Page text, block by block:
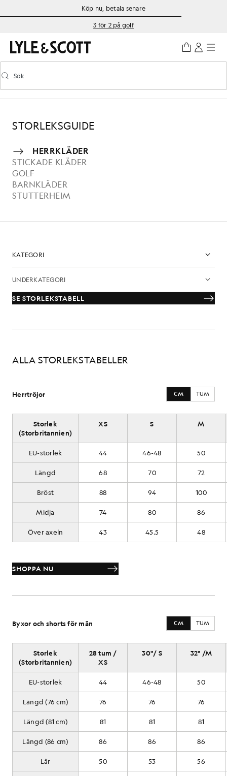
Gå direkt till huvudinnehållet
Information om tillgänglighetKöp nu, betala senare
3 för 2 på golf
Aktivera/inaktivera prediktiv sökning
Sök
STORLEKSGUIDE
HERRKLÄDER
STICKADE KLÄDER
GOLF
BARNKLÄDER
STUTTERHEIM
SE STORLEKSTABELL
ALLA STORLEKSTABELLER
Herrtröjor CM TUM
Storlek
(Storbritannien)
XS S M
EU-storlek 44 46-48 50
Längd 68 70 72
Bröst 88 94 100
Midja 74 80 86
Över axeln 43 45.5 48
SHOPPA NU
Byxor och shorts för män CM TUM
Storlek
(Storbritannien)
28 tum /
XS
30"/ S 32" /M
EU-storlek 44 46-48 50
Längd (76 cm) 76 76 76
Längd (81 cm) 81 81 81
Längd (86 cm) 86 86 86
Lår 50 53 56